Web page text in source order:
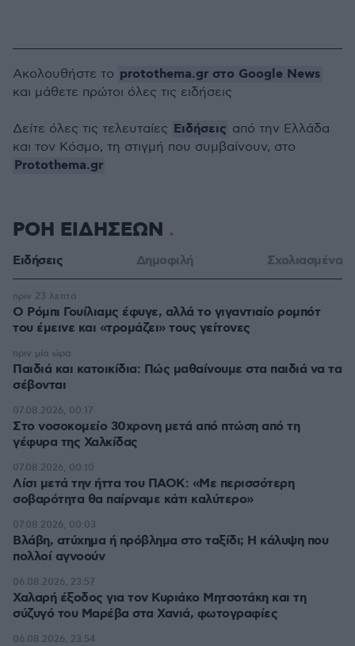
Ακολουθήστε το protothema.gr στο Google News
και μάθετε πρώτοι όλες τις ειδήσεις
Δείτε όλες τις τελευταίες Ειδήσεις από την Ελλάδα
και τον Κόσμο, τη στιγμή που συμβαίνουν, στο
Protothema.gr
ΡΟΗ ΕΙΔΗΣΕΩΝ
Ειδήσεις Δημοφιλή Σχολιασμένα
Ο Ρόμπι Γουίλιαμς έφυγε, αλλά το γιγαντιαίο ρομπότ
του έμεινε και «τρομάζει» τους γείτονες
πριν 23 λεπτά
Παιδιά και κατοικίδια: Πώς μαθαίνουμε στα παιδιά να τα
σέβονται
πριν μία ώρα
Στο νοσοκομείο 30χρονη μετά από πτώση από τη
γέφυρα της Χαλκίδας
07.08.2026, 00:17
Λίσι μετά την ήττα του ΠΑΟΚ: «Με περισσότερη
σοβαρότητα θα παίρναμε κάτι καλύτερο»
07.08.2026, 00:10
Βλάβη, ατύχημα ή πρόβλημα στο ταξίδι; Η κάλυψη που
πολλοί αγνοούν
07.08.2026, 00:03
Χαλαρή έξοδος για τον Κυριάκο Μητσοτάκη και τη
σύζυγό του Μαρέβα στα Χανιά, φωτογραφίες
06.08.2026, 23:57
06.08.2026, 23:54